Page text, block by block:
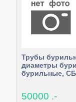
Трубы
диаметры
бурильные,
50000 .-